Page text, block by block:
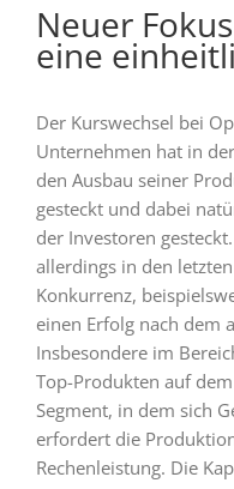
Neuer
eine
Der Kurswechsel bei
Unternehmen hat in
den Ausbau seiner
gesteckt und dabei
der Investoren
allerdings in den
Konkurrenz,
einen Erfolg nach dem
Insbesondere im
Top-Produkten auf
Segment, in dem sich
erfordert die
Rechenleistung. Die